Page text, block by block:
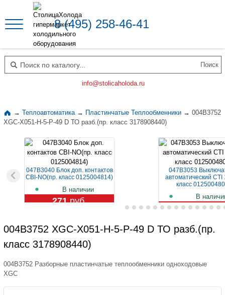
8 (495) 258-46-41
Поиск по каталогу
info@stolicaholoda.ru
→ Теплоавтоматика → Пластинчатые Теплообменники → 004B3752
XGC-X051-H-5-P-49 D ТО разб.(пр. класс 3178908440)
047B3040 Блок доп. контактов
CBI-NO(пр. класс 0125004814)
В наличии
271руб.
047B3053
автоматический CTI
класс
В
1 119 руб.
004B3752 XGC-X051-H-5-P-49 D ТО разб.(пр.
класс 3178908440)
004B3752 Разборные пластинчатые теплообменники одноходовые
XGС